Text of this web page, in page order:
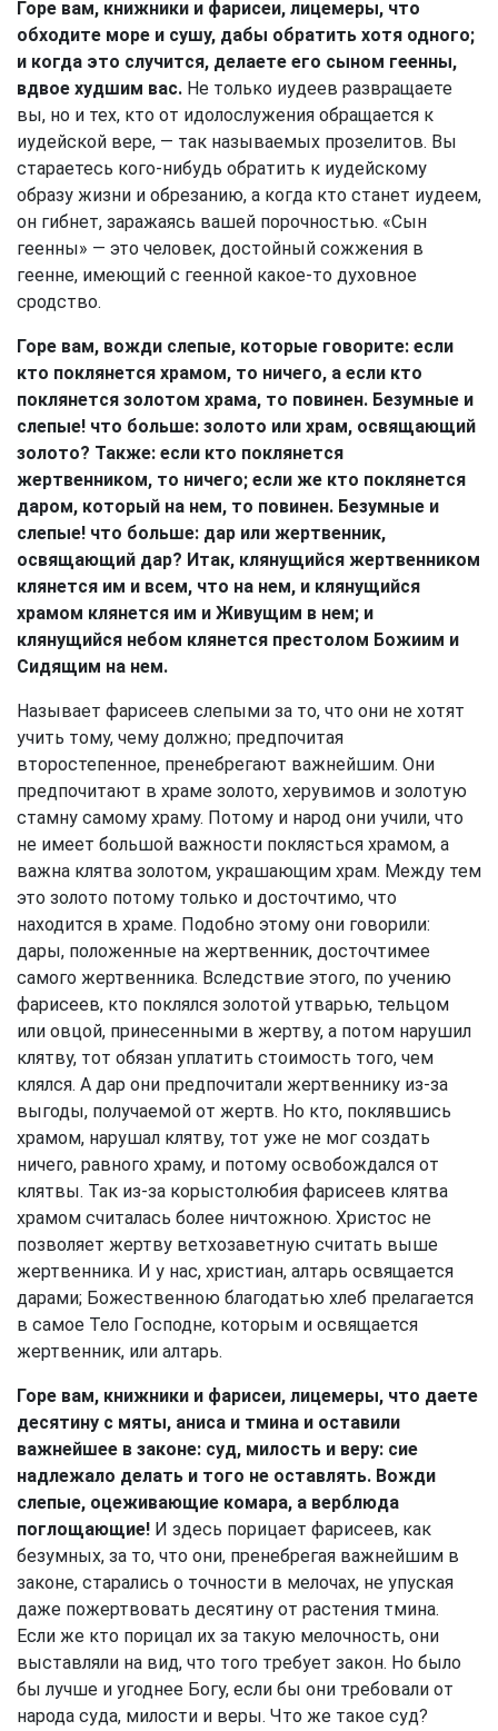
Горе вам, книжники и фарисеи, лицемеры, что
обходите море и сушу, дабы обратить хотя одного;
и когда это случится, делаете его сыном геенны,
вдвое худшим вас. Не только иудеев развращаете
вы, но и тех, кто от идолослужения обращается к
иудейской вере, — так называемых прозелитов. Вы
стараетесь кого-нибудь обратить к иудейскому
образу жизни и обрезанию, а когда кто станет иудеем,
он гибнет, заражаясь вашей порочностью. «Сын
геенны» — это человек, достойный сожжения в
геенне, имеющий с геенной какое-то духовное
сродство.
Горе вам, вожди слепые, которые говорите: если
кто поклянется храмом, то ничего, а если кто
поклянется золотом храма, то повинен. Безумные и
слепые! что больше: золото или храм, освящающий
золото? Также: если кто поклянется
жертвенником, то ничего; если же кто поклянется
даром, который на нем, то повинен. Безумные и
слепые! что больше: дар или жертвенник,
освящающий дар? Итак, клянущийся жертвенником
клянется им и всем, что на нем, и клянущийся
храмом клянется им и Живущим в нем; и
клянущийся небом клянется престолом Божиим и
Сидящим на нем.
Называет фарисеев слепыми за то, что они не хотят
учить тому, чему должно; предпочитая
второстепенное, пренебрегают важнейшим. Они
предпочитают в храме золото, херувимов и золотую
стамну самому храму. Потому и народ они учили, что
не имеет большой важности поклясться храмом, а
важна клятва золотом, украшающим храм. Между тем
это золото потому только и досточтимо, что
находится в храме. Подобно этому они говорили:
дары, положенные на жертвенник, досточтимее
самого жертвенника. Вследствие этого, по учению
фарисеев, кто поклялся золотой утварью, тельцом
или овцой, принесенными в жертву, а потом нарушил
клятву, тот обязан уплатить стоимость того, чем
клялся. А дар они предпочитали жертвеннику из-за
выгоды, получаемой от жертв. Но кто, поклявшись
храмом, нарушал клятву, тот уже не мог создать
ничего, равного храму, и потому освобождался от
клятвы. Так из-за корыстолюбия фарисеев клятва
храмом считалась более ничтожною. Христос не
позволяет жертву ветхозаветную считать выше
жертвенника. И у нас, христиан, алтарь освящается
дарами; Божественною благодатью хлеб прелагается
в самое Тело Господне, которым и освящается
жертвенник, или алтарь.
Горе вам, книжники и фарисеи, лицемеры, что даете
десятину с мяты, аниса и тмина и оставили
важнейшее в законе: суд, милость и веру: сие
надлежало делать и того не оставлять. Вожди
слепые, оцеживающие комара, а верблюда
поглощающие! И здесь порицает фарисеев, как
безумных, за то, что они, пренебрегая важнейшим в
законе, старались о точности в мелочах, не упуская
даже пожертвовать десятину от растения тмина.
Если же кто порицал их за такую мелочность, они
выставляли на вид, что того требует закон. Но было
бы лучше и угоднее Богу, если бы они требовали от
народа суда, милости и веры. Что же такое суд?